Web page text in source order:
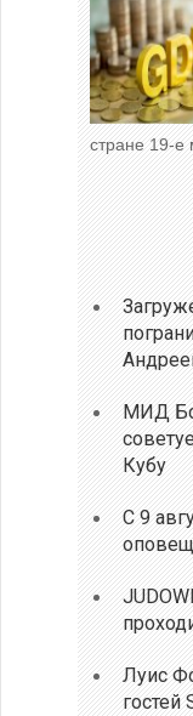
стране 19-
МИД
Кубу
С 9
Луис
гостей